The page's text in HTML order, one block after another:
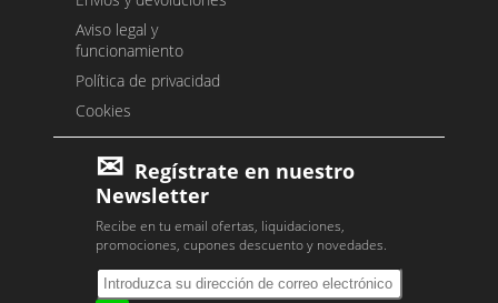
Aviso legal y
funcionamiento
Política de privacidad
Cookies
Regístrate en nuestro
Newsletter
Recibe en tu email ofertas, liquidaciones,
promociones, cupones descuento y novedades.